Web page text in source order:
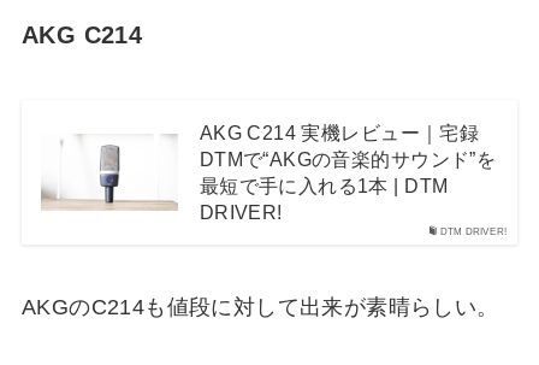
AKG C214
DTM DRIVER!
AKG C214 実機レビュー｜宅録
DTMで“AKGの音楽的サウンド”を
最短で手に入れる1本 | DTM
DRIVER!
AKGのC214も値段に対して出来が素晴らしい。